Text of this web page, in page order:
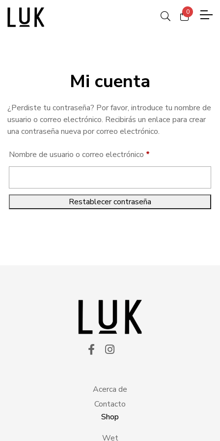
0
Mi cuenta
¿Perdiste tu contraseña? Por favor, introduce tu nombre de
usuario o correo electrónico. Recibirás un enlace para crear
una contraseña nueva por correo electrónico.
Nombre de usuario o correo electrónico *
Restablecer contraseña
Acerca de
Contacto
Shop
Wet